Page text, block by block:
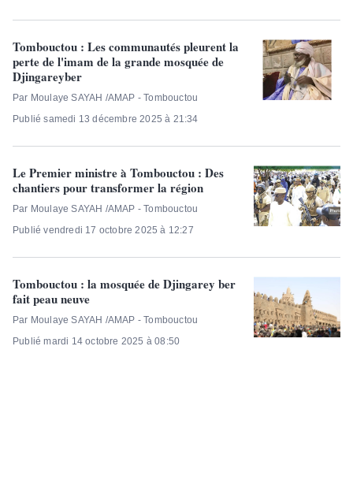
Tombouctou : Les communautés pleurent la
perte de l'imam de la grande mosquée de
Djingareyber
Par Moulaye SAYAH /AMAP - Tombouctou
Publié samedi 13 décembre 2025 à 21:34
Le Premier ministre à Tombouctou : Des
chantiers pour transformer la région
Par Moulaye SAYAH /AMAP - Tombouctou
Publié vendredi 17 octobre 2025 à 12:27
Tombouctou : la mosquée de Djingarey ber
fait peau neuve
Par Moulaye SAYAH /AMAP - Tombouctou
Publié mardi 14 octobre 2025 à 08:50